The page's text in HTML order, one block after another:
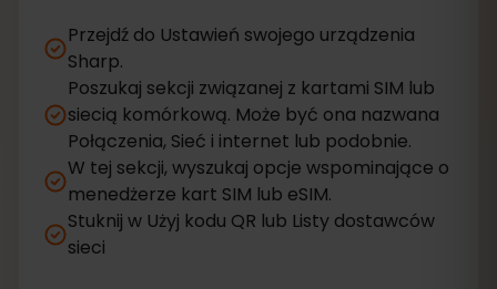
Przejdź do Ustawień swojego urządzenia
Sharp.
Poszukaj sekcji związanej z kartami SIM lub
siecią komórkową. Może być ona nazwana
Połączenia, Sieć i internet lub podobnie.
W tej sekcji, wyszukaj opcje wspominające o
menedżerze kart SIM lub eSIM.
Stuknij w Użyj kodu QR lub Listy dostawców
sieci